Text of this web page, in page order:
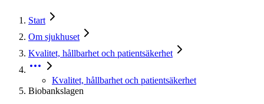
Start
Om sjukhuset
Kvalitet, hållbarhet och patientsäkerhet
Kvalitet, hållbarhet och patientsäkerhet
Biobankslagen